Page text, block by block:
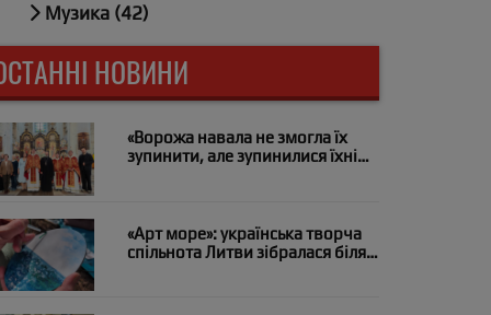
Музика (42)
НОВИНИ
«Ворожа навала не змогла їх
зупинити, але зупинилися їхні
«Арт море»: українська творча
спільнота Литви зібралася біля